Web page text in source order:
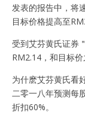
发表的报告中，将
目标价格提高至
受到艾芬黄氏证券
RM2.14，和目标价
为什麽艾芬黄氏看
二零一八年预测每
折扣60%。